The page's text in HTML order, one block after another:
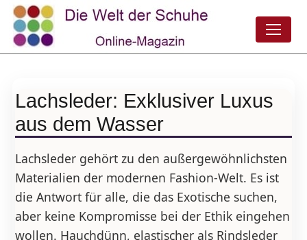
Lachsleder: Exklusiver Luxus
aus dem Wasser
Lachsleder gehört zu den außergewöhnlichsten
Materialien der modernen Fashion-Welt. Es ist
die Antwort für alle, die das Exotische suchen,
aber keine Kompromisse bei der Ethik eingehen
wollen. Hauchdünn, elastischer als Rindsleder